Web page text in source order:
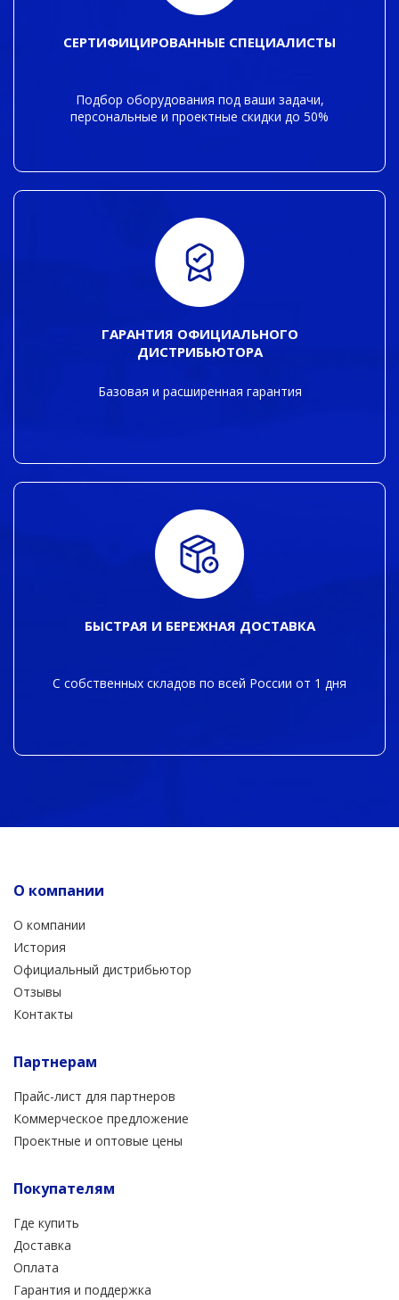
СЕРТИФИЦИРОВАННЫЕ СПЕЦИАЛИСТЫ
Подбор оборудования под ваши задачи,
персональные и проектные скидки до 50%
ГАРАНТИЯ ОФИЦИАЛЬНОГО
ДИСТРИБЬЮТОРА
Базовая и расширенная гарантия
БЫСТРАЯ И БЕРЕЖНАЯ ДОСТАВКА
С собственных складов по всей России от 1 дня
О компании
О компании
История
Официальный дистрибьютор
Отзывы
Контакты
Партнерам
Прайс-лист для партнеров
Коммерческое предложение
Проектные и оптовые цены
Покупателям
Где купить
Доставка
Оплата
Гарантия и поддержка